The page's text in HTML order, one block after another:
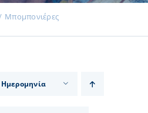
Μπομπονιέρες
Ημερομηνία